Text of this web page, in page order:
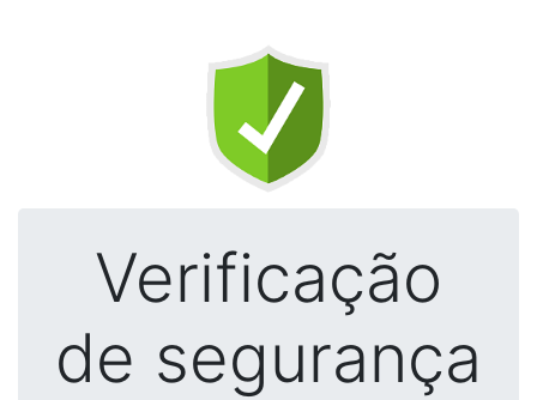
Verificação
de segurança